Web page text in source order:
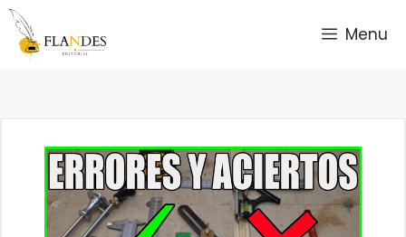
Saltar
contenido
Menu